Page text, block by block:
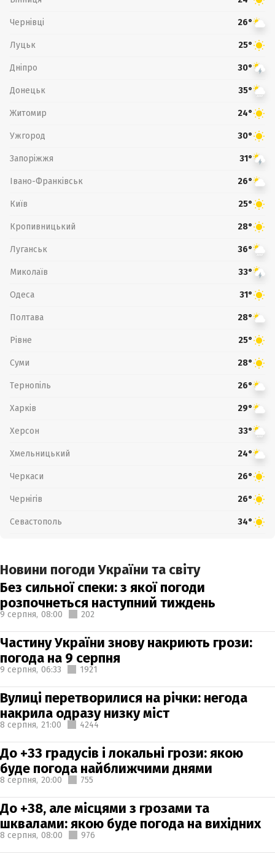
Чернівці 26°
Луцьк 25°
Дніпро 30°
Донецьк 35°
Житомир 24°
Ужгород 30°
Запоріжжя 31°
Івано-Франківськ 26°
Київ 25°
Кропивницький 28°
Луганськ 36°
Миколаїв 33°
Одеса 31°
Полтава 28°
Рівне 25°
Суми 28°
Тернопіль 26°
Харків 29°
Херсон 33°
Хмельницький 24°
Черкаси 26°
Чернігів 26°
Севастополь 34°
Новини погоди України та світу
Без сильної спеки: з якої погоди
розпочнеться наступний тиждень
9 серпня, 08:00 202
Частину України знову накриють грози:
погода на 9 серпня
9 серпня, 06:33 1921
Вулиці перетворилися на річки: негода
накрила одразу низку міст
8 серпня, 21:00 4244
До +33 градусів і локальні грози: якою
буде погода найближчими днями
8 серпня, 20:00 755
До +38, але місцями з грозами та
шквалами: якою буде погода на вихідних
8 серпня, 08:00 976